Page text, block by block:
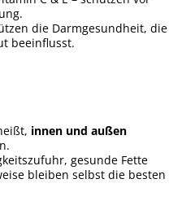
die Darmgesundheit, die
beeinflusst.
innen und außen
gesunde Fette
bleiben selbst die besten